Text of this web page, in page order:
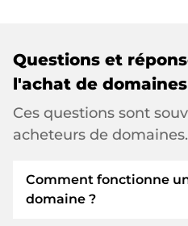
Questions et
l'achat de domaines
Ces questions sont
acheteurs de domaines.
Comment fonctionne
domaine ?